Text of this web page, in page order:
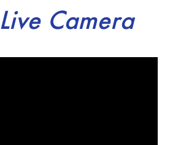
Live Camera